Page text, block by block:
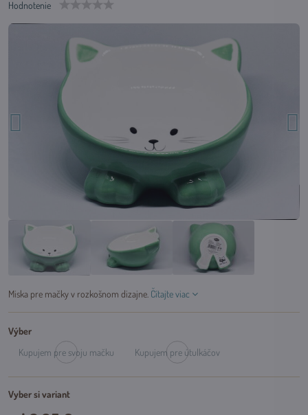
Hodnotenie
Miska pre mačky v rozkošnom dizajne. Čítajte viac
Výber
Kupujem pre svoju mačku
Kupujem pre útulkáčov
Vyber si variant